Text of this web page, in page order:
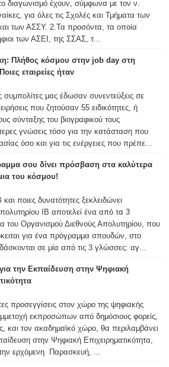
διαγωνισμό έχουν, σύμφωνα με τον ν.
για όλες τις Σχολές και Τμήματα των
των ΑΣΣΥ. 2.Τα προσόντα, τα οποία
των ΑΣΕΙ, της ΣΣΑΣ, τ...
Πλήθος κόσμου στην job day στη
εταιρείες ήταν
συμπολίτες μας έδωσαν συνεντεύξεις σε
που ζητούσαν 55 ειδικότητες, ή
σύνταξης του βιογραφικού τους
γνώσεις τόσο για την κατάσταση που
όσο και για τις ενέργειες που πρέπε...
σου δίνει πρόσβαση στα καλύτερα
του κόσμου!
και ποιες δυνατότητες ξεκλειδώνει
IB αποτελεί ένα από τα 3
του Οργανισμού Διεθνούς Απολυτηρίου, που
για ένα πρόγραμμα σπουδών, στο
σε μία από τις 3 γλώσσες: αγ...
την Εκπαίδευση στην Ψηφιακή
προσεγγίσεις στον χώρο της ψηφιακής
εκπροσώπων από δημόσιους φορείς,
και τον ακαδημαϊκό χώρο, θα περιλαμβάνει
στην Ψηφιακή Επιχειρηματικότητα,
ερχόμενη Παρασκευή, ...